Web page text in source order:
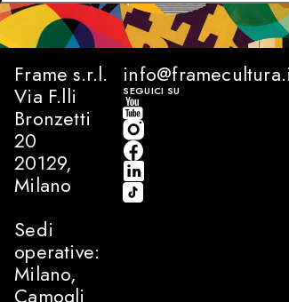
Frame s.r.l.
Via F.lli
Bronzetti
20
20129,
Milano
Sedi
operative:
Milano,
Camogli
SEGUICI SU